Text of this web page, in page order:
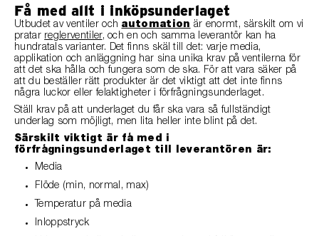
Få med allt i inköpsunderlaget
Utbudet av ventiler och automation är enormt, särskilt om vi
pratar reglerventiler, och en och samma leverantör kan ha
hundratals varianter. Det finns skäl till det: varje media,
applikation och anläggning har sina unika krav på ventilerna för
att det ska hålla och fungera som de ska. För att vara säker på
att du beställer rätt produkter är det viktigt att det inte finns
några luckor eller felaktigheter i förfrågningsunderlaget.
Ställ krav på att underlaget du får ska vara så fullständigt
underlag som möjligt, men lita heller inte blint på det.
Särskilt viktigt är få med i
förfrågningsunderlaget till leverantören är:
Media
Flöde (min, normal, max)
Temperatur på media
Inloppstryck